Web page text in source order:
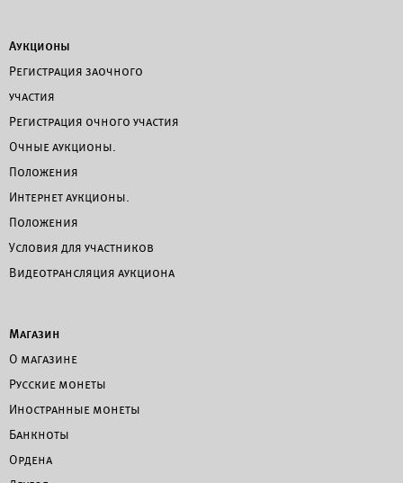
Аукционы
Регистрация заочного
участия
Регистрация очного участия
Очные аукционы.
Положения
Интернет аукционы.
Положения
Условия для участников
Видеотрансляция аукциона
Магазин
О магазине
Русские монеты
Иностранные монеты
Банкноты
Ордена